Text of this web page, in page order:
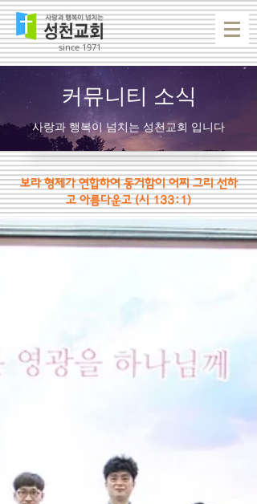
since 1971
커뮤니티 소식
사랑과 행복이 넘치는 성천교회 입니다
보라 형제가 연합하여 동거함이 어찌 그리 선하
고 아름다운고(시 133:1)